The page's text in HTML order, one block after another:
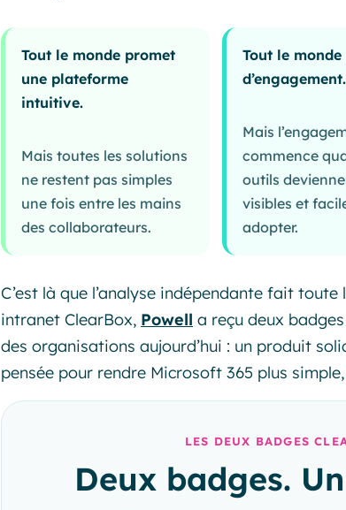
Tout le monde promet
une plateforme
intuitive.
Mais toutes les solutions
ne restent pas simples
une fois entre les mains
des collaborateurs.
Tout le
d’engagement.
Mais
commence
outils
visibles et
adopter.
C’est là que l’analyse indépendante fait
intranet ClearBox, Powell a reçu deux
des organisations aujourd’hui : un produit
pensée pour rendre Microsoft 365 plus
LES DEUX BADGES
Deux badges.